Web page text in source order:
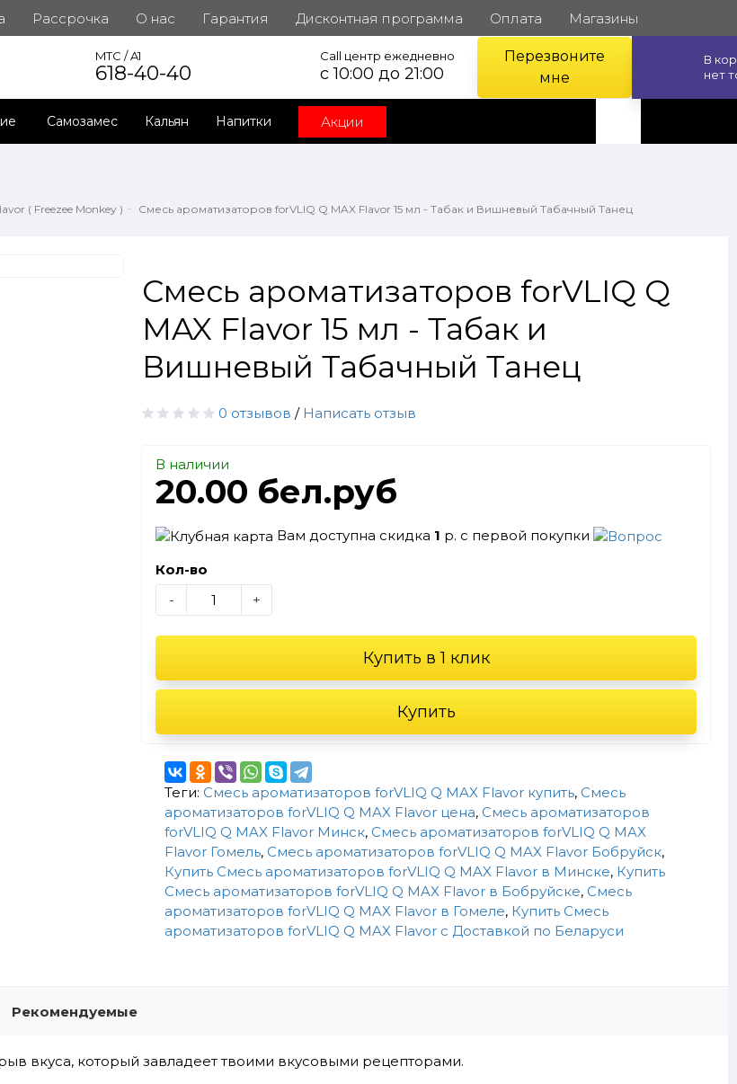
Рассрочка О нас Гарантия Дисконтная программа Оплата Магазины
MTC / A1
618-40-40
Call центр ежедневно
с 10:00 до 21:00
Перезвоните
мне
В
нет
Самозамес Кальян Напитки Акции
( Freezee Monkey ) Смесь ароматизаторов forVLIQ Q MAX Flavor 15 мл - Табак и Вишневый Табачный Танец
Смесь ароматизаторов forVLIQ Q
MAX Flavor 15 мл - Табак и
Вишневый Табачный Танец
0 отзывов / Написать отзыв
В наличии
20.00 бел.руб
Вам доступна скидка 1 р. с первой покупки
Кол-во
-
+
Купить в 1 клик
Купить
Теги: Смесь ароматизаторов forVLIQ Q MAX Flavor купить, Смесь
ароматизаторов forVLIQ Q MAX Flavor цена, Смесь ароматизаторов
forVLIQ Q MAX Flavor Минск, Смесь ароматизаторов forVLIQ Q MAX
Flavor Гомель, Смесь ароматизаторов forVLIQ Q MAX Flavor Бобруйск,
Купить Смесь ароматизаторов forVLIQ Q MAX Flavor в Минске, Купить
Смесь ароматизаторов forVLIQ Q MAX Flavor в Бобруйске, Смесь
ароматизаторов forVLIQ Q MAX Flavor в Гомеле, Купить Смесь
ароматизаторов forVLIQ Q MAX Flavor c Доставкой по Беларуси
Рекомендуемые
вкуса, который завладеет твоими вкусовыми рецепторами.